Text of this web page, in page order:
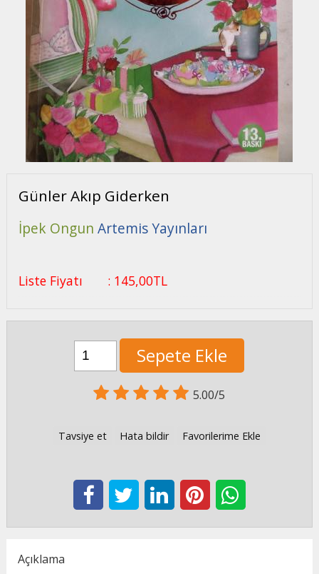
Günler Akıp Giderken
İpek Ongun Artemis Yayınları
Liste Fiyatı : 145,00TL
Sepete Ekle
5.00/5
Tavsiye et Hata bildir Favorilerime Ekle
Açıklama